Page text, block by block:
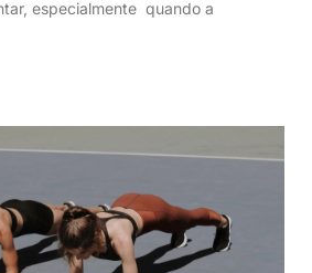
especialmente quando a